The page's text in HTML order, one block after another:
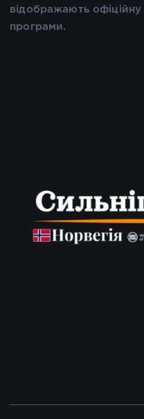
відображають офіційну
програми.